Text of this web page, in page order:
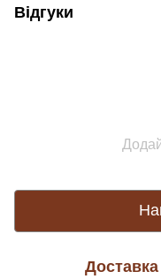
Відгуки
Доставка